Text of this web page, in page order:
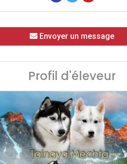
Envoyer un message
Profil d'éleveur